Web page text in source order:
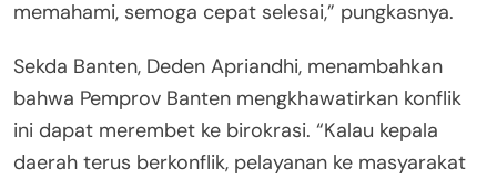
memahami, semoga cepat selesai,” pungkasnya.
Sekda Banten, Deden Apriandhi, menambahkan
bahwa Pemprov Banten mengkhawatirkan konflik
ini dapat merembet ke birokrasi. “Kalau kepala
daerah terus berkonflik, pelayanan ke masyarakat